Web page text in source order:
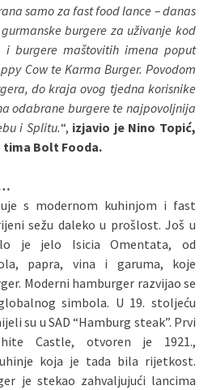
samo za fast food lance – danas
burgere za uživanje kod
burgere maštovitih imena poput
Cow te Karma Burger. Povodom
do kraja ovog tjedna korisnike
odabrane burgere te najpovoljnija
i Splitu.“, izjavio je Nino Topić,
Bolt Fooda.
s modernom kuhinjom i fast
sežu daleko u prošlost. Još u
je jelo Isicia Omentata, od
papra, vina i garuma, koje
Moderni hamburger razvijao se
simbola. U 19. stoljeću
su u SAD “Hamburg steak”. Prvi
Castle, otvoren je 1921.,
koja je tada bila rijetkost.
je stekao zahvaljujući lancima